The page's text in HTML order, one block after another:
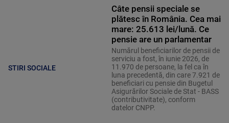
STIRI SOCIALE
Câte pensii speciale se
plătesc în România. Cea mai
mare: 25.613 lei/lună. Ce
pensie are un parlamentar
Numărul beneficiarilor de pensii de
serviciu a fost, în iunie 2026, de
11.970 de persoane, la fel ca în
luna precedentă, din care 7.921 de
beneficiari cu pensie din Bugetul
Asigurărilor Sociale de Stat - BASS
(contributivitate), conform
datelor CNPP.